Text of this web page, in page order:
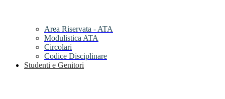
Area Riservata - ATA
Modulistica ATA
Circolari
Codice Disciplinare
Studenti e Genitori